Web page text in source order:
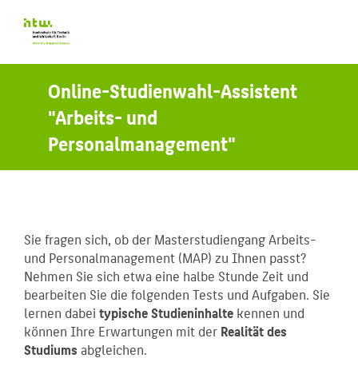
Online-Studienwahl-Assistent
"Arbeits- und
Personalmanagement"
Sie fragen sich, ob der Masterstudiengang Arbeits-
und Personalmanagement (MAP) zu Ihnen passt?
Nehmen Sie sich etwa eine halbe Stunde Zeit und
bearbeiten Sie die folgenden Tests und Aufgaben. Sie
lernen dabeitypische Studieninhaltekennen und
können Ihre Erwartungen mit derRealität des
Studiumsabgleichen.